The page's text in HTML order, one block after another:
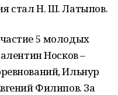
стал Н. Ш. Латыпов.
5 молодых
Носков –
Ильнур
Филипов. За